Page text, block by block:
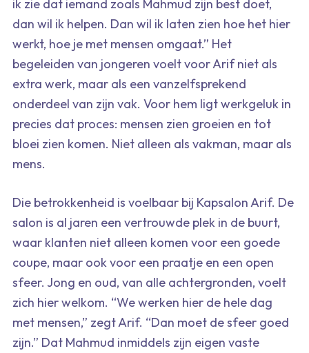
ik zie dat iemand zoals Mahmud zijn best doet,
dan wil ik helpen. Dan wil ik laten zien hoe het hier
werkt, hoe je met mensen omgaat.” Het
begeleiden van jongeren voelt voor Arif niet als
extra werk, maar als een vanzelfsprekend
onderdeel van zijn vak. Voor hem ligt werkgeluk in
precies dat proces: mensen zien groeien en tot
bloei zien komen. Niet alleen als vakman, maar als
mens.
Die betrokkenheid is voelbaar bij Kapsalon Arif. De
salon is al jaren een vertrouwde plek in de buurt,
waar klanten niet alleen komen voor een goede
coupe, maar ook voor een praatje en een open
sfeer. Jong en oud, van alle achtergronden, voelt
zich hier welkom. “We werken hier de hele dag
met mensen,” zegt Arif. “Dan moet de sfeer goed
zijn.” Dat Mahmud inmiddels zijn eigen vaste